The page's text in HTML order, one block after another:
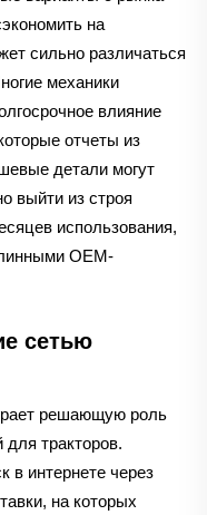
на
сильно различаться
механики
влияние
отчеты из
детали могут
выйти из строя
использования,
OEM-
сетью
решающую роль
для тракторов.
в интернете через
на которых